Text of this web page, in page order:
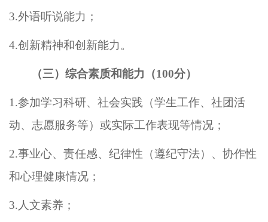
3.外语听说能力；
4.创新精神和创新能力。
（三）综合素质和能力（100分）
1 .参加学习科研、社会实践（学生工作、社团活
动、志愿服务等）或实际工作表现等情况；
2.事业心、责任感、纪律性（遵纪守法）、协作性
和心理健康情况；
3.人文素养；